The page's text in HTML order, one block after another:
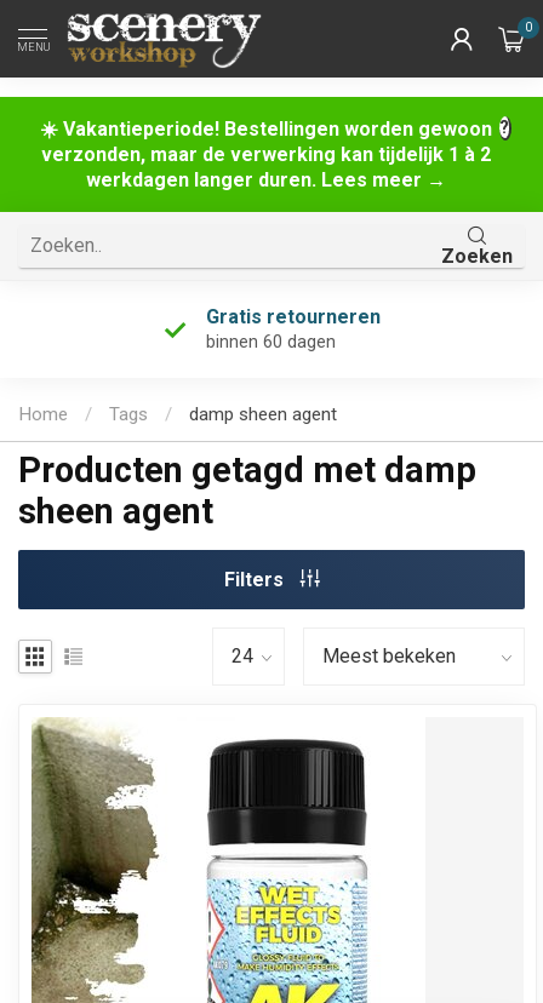
☀️ Vakantieperiode! Bestellingen worden gewoon
verzonden, maar de verwerking kan tijdelijk 1 à 2
werkdagen langer duren. Lees meer →
MENU
0
Zoeken
Gratis retourneren
binnen 60 dagen
Home / Tags / damp sheen agent
Producten getagd met damp
sheen agent
Filters